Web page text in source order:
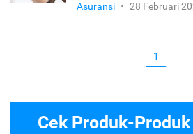
Asuransi • 28 Februari
1
Cek Produk-